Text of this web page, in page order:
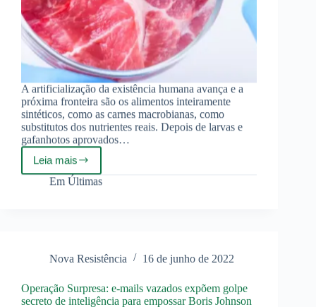
A artificialização da existência humana avança e a
próxima fronteira são os alimentos inteiramente
sintéticos, como as carnes macrobianas, como
substitutos dos nutrientes reais. Depois de larvas e
gafanhotos aprovados…
Leia mais
Horror
Culinário:
A
de
Em Últimas
Nova Resistência 16 de junho de 2022
Operação Surpresa: e-mails vazados expõem golpe
secreto de inteligência para empossar Boris Johnson